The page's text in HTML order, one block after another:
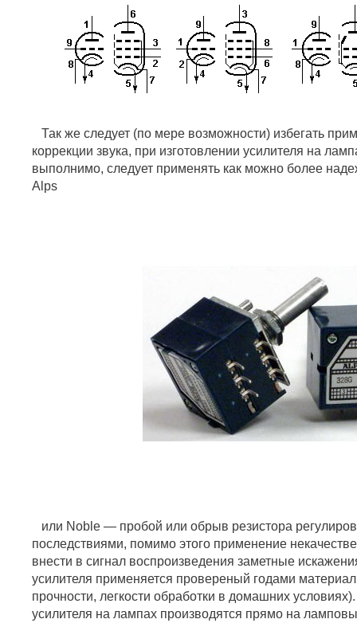
Так же следует (по мере возможности) избегать
коррекции звука, при изготовлении усилителя на
выполнимо, следует применять как можно более
Alps
или Noble — пробой или обрыв резистора
последствиями, помимо этого применение
внести в сигнал воспроизведения заметные
усилителя применяется провереный годами
прочности, легкости обработки в домашних
усилителя на лампах производятся прямо на